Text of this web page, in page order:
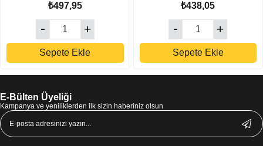
₺497,95
Sepete Ekle
₺438,05
Sepete Ekle
E-Bülten Üyeliği
Kampanya ve yeniliklerden ilk sizin haberiniz olsun